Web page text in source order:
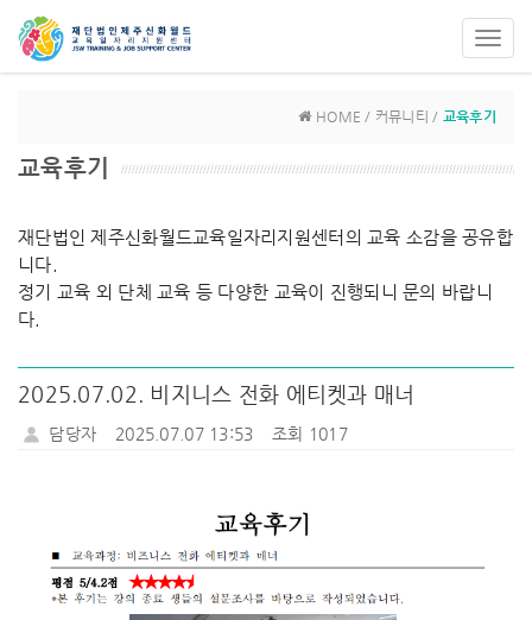
HOME / 커뮤니티 / 교육후기
교육후기
재단법인 제주신화월드교육일자리지원센터의 교육 소감을 공유합
니다.
정기 교육 외 단체 교육 등 다양한 교육이 진행되니 문의 바랍니
다.
2025.07.02. 비지니스 전화 에티켓과 매너
담당자 2025.07.07 13:53 조회 1017